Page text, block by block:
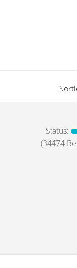
Status:
(34474